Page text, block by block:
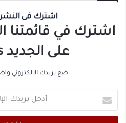
اشترك فى النشرة
اشترك في قائمتنا
على الجديد updates!
ضع بريدك الالكتروني
بريدك
الإلكتروني